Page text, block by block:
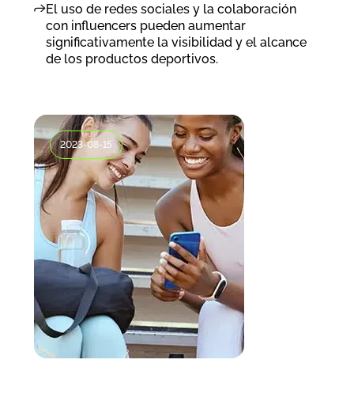
El uso de redes sociales y la colaboración
con influencers pueden aumentar
significativamente la visibilidad y el alcance
de los productos deportivos.
2023-08-15